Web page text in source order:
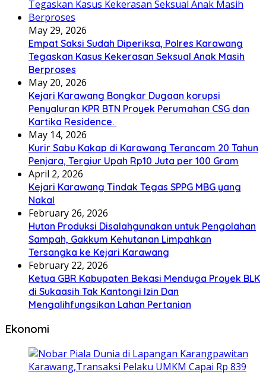
May 29, 2026
Empat Saksi Sudah Diperiksa, Polres Karawang
Tegaskan Kasus Kekerasan Seksual Anak Masih
Berproses
May 20, 2026
Kejari Karawang Bongkar Dugaan korupsi
Penyaluran KPR BTN Proyek Perumahan CSG dan
Kartika Residence.
May 14, 2026
Kurir Sabu Kakap di Karawang Terancam 20 Tahun
Penjara, Tergiur Upah Rp10 Juta per 100 Gram
April 2, 2026
Kejari Karawang Tindak Tegas SPPG MBG yang
Nakal
February 26, 2026
Hutan Produksi Disalahgunakan untuk Pengolahan
Sampah, Gakkum Kehutanan Limpahkan
Tersangka ke Kejari Karawang
February 22, 2026
Ketua GBR Kabupaten Bekasi Menduga Proyek BLK
di Sukaasih Tak Kantongi Izin Dan
Mengalihfungsikan Lahan Pertanian
Ekonomi